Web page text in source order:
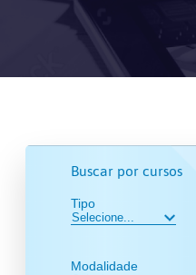
Buscar por cursos
Tipo
Modalidade